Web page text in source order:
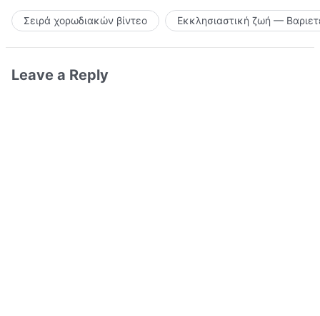
Σειρά χορωδιακών βίντεο Εκκλησιαστική ζωή —
Leave a Reply